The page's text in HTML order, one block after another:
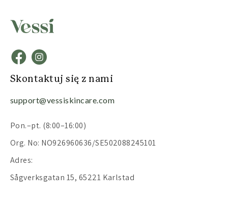
Skontaktuj się z nami
support@vessiskincare.com
Pon.–pt. (8:00–16:00)
Org. No: NO926960636/SE502088245101
Adres:
Sågverksgatan 15, 65221 Karlstad